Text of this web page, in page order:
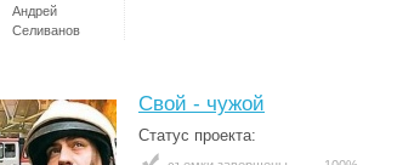
Андрей
Селиванов
Свой - чужой
Статус проекта: